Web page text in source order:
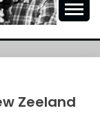
Zeeland